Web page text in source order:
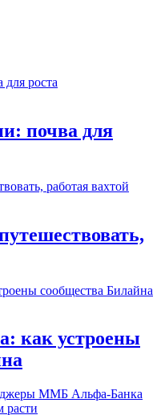
почва для
как устроены